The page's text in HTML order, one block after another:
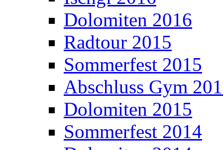
Dolomiten 2016
Radtour 2015
Sommerfest 2015
Abschluss Gym
Dolomiten 2015
Sommerfest 2014